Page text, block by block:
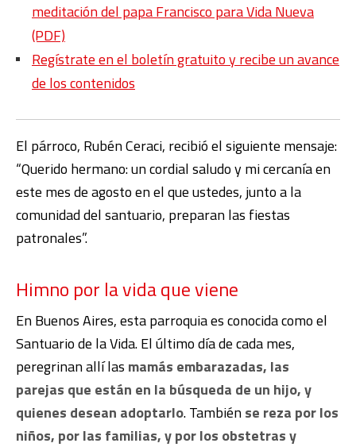
meditación del papa Francisco para Vida Nueva
(PDF)
Regístrate en el boletín gratuito y recibe un avance
de los contenidos
El párroco, Rubén Ceraci, recibió el siguiente mensaje:
“Querido hermano: un cordial saludo y mi cercanía en
este mes de agosto en el que ustedes, junto a la
comunidad del santuario, preparan las fiestas
patronales”.
Himno por la vida que viene
En Buenos Aires, esta parroquia es conocida como el
Santuario de la Vida. El último día de cada mes,
peregrinan allí las mamás embarazadas, las
parejas que están en la búsqueda de un hijo, y
quienes desean adoptarlo. Tambiénse reza por los
niños, por las familias, y por los obstetras y